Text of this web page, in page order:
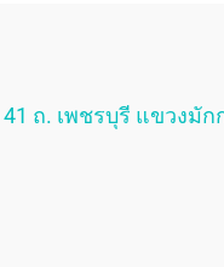
41 ถ. เพชรบุรี แขวงมั